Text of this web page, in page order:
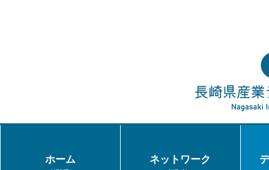
ホーム ネットワーク